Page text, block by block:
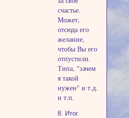
счастье.
Может,
отсюда его
желание,
чтобы Вы его
отпустили.
Типа, "зачем
я такой
нужен" и т.д.
и т.п.
8. Итог.